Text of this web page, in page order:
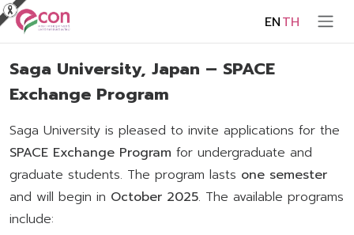
ENTH
Saga University, Japan – SPACE
Exchange Program
Saga University is pleased to invite applications for the
SPACE Exchange Program for undergraduate and
graduate students. The program lasts one semester
and will begin in October 2025. The available programs
include: